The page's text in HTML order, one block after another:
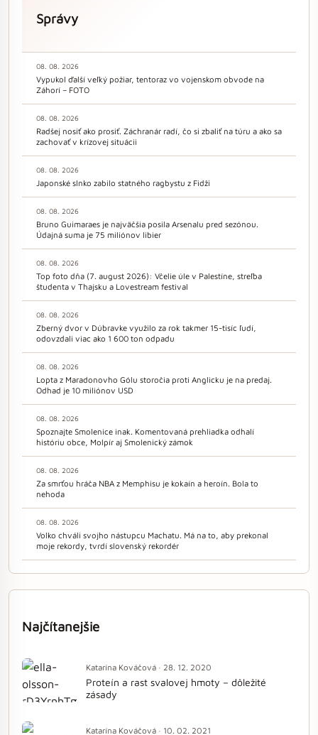
Správy
08. 08. 2026
Vypukol ďalší veľký požiar, tentoraz vo vojenskom obvode na
Záhorí – FOTO
08. 08. 2026
Radšej nosiť ako prosiť. Záchranár radí, čo si zbaliť na túru a ako sa
zachovať v krízovej situácii
08. 08. 2026
Japonské slnko zabilo statného ragbystu z Fidži
08. 08. 2026
Bruno Guimaraes je najväčšia posila Arsenalu pred sezónou.
Údajná suma je 75 miliónov libier
08. 08. 2026
Top foto dňa (7. august 2026): Včelie úle v Palestíne, streľba
študenta v Thajsku a Lovestream festival
08. 08. 2026
Zberný dvor v Dúbravke využilo za rok takmer 15-tisíc ľudí,
odovzdali viac ako 1 600 ton odpadu
08. 08. 2026
Lopta z Maradonovho Gólu storočia proti Anglicku je na predaj.
Odhad je 10 miliónov USD
08. 08. 2026
Spoznajte Smolenice inak. Komentovaná prehliadka odhalí
históriu obce, Molpír aj Smolenický zámok
08. 08. 2026
Za smrťou hráča NBA z Memphisu je kokaín a heroín. Bola to
nehoda
08. 08. 2026
Volko chváli svojho nástupcu Machatu. Má na to, aby prekonal
moje rekordy, tvrdí slovenský rekordér
Najčítanejšie
Katarína Kováčová · 28. 12. 2020
Proteín a rast svalovej hmoty – dôležité
zásady
Katarína Kováčová · 10. 02. 2021